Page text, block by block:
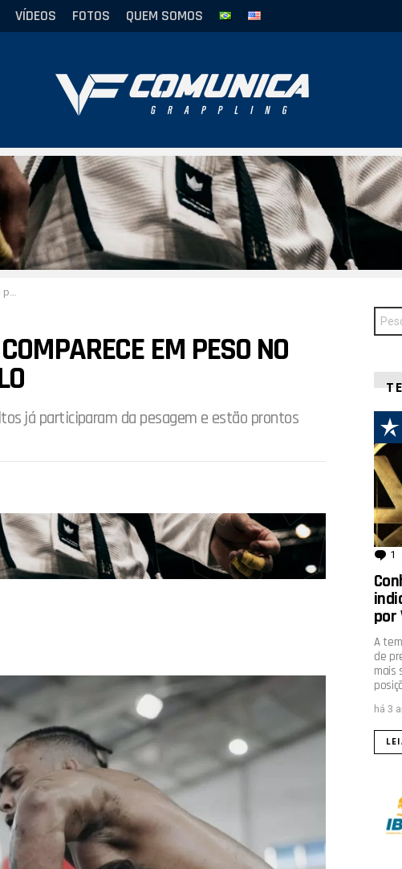
VÍDEOS FOTOS QUEM SOMOS
EM PESO NO
já participaram da pesagem e estão prontos
por:
1
por
A
de
mais
há 3